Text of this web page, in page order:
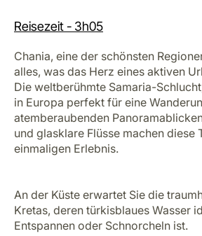
Reisezeit - 3h05
Chania, eine der schönsten
alles, was das Herz eines aktiven
Die weltberühmte Samaria-
in Europa perfekt für eine
atemberaubenden
und glasklare Flüsse machen diese
einmaligen Erlebnis.
An der Küste erwartet Sie die
Kretas, deren türkisblaues Wasser
Entspannen oder Schnorcheln ist.